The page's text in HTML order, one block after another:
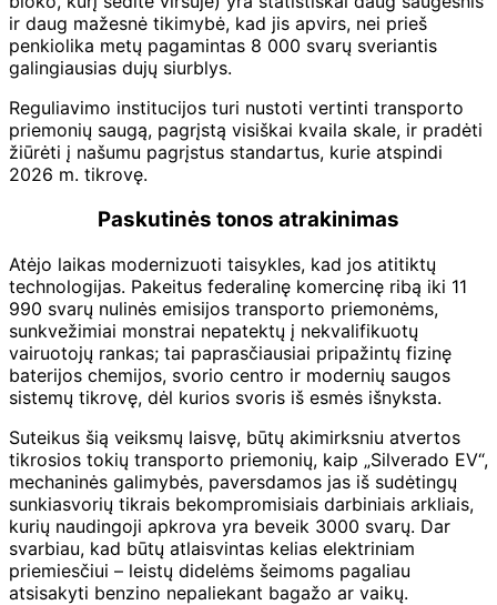
ir daug mažesnė tikimybė, kad jis apvirs, nei prieš
penkiolika metų pagamintas 8 000 svarų sveriantis
galingiausias dujų siurblys.
Reguliavimo institucijos turi nustoti vertinti transporto
priemonių saugą, pagrįstą visiškai kvaila skale, ir pradėti
žiūrėti į našumu pagrįstus standartus, kurie atspindi
2026 m. tikrovę.
Paskutinės tonos atrakinimas
Atėjo laikas modernizuoti taisykles, kad jos atitiktų
technologijas. Pakeitus federalinę komercinę ribą iki 11
990 svarų nulinės emisijos transporto priemonėms,
sunkvežimiai monstrai nepatektų į nekvalifikuotų
vairuotojų rankas; tai paprasčiausiai pripažintų fizinę
baterijos chemijos, svorio centro ir modernių saugos
sistemų tikrovę, dėl kurios svoris iš esmės išnyksta.
Suteikus šią veiksmų laisvę, būtų akimirksniu atvertos
tikrosios tokių transporto priemonių, kaip „Silverado EV“,
mechaninės galimybės, paversdamos jas iš sudėtingų
sunkiasvorių tikrais bekompromisiais darbiniais arkliais,
kurių naudingoji apkrova yra beveik 3000 svarų. Dar
svarbiau, kad būtų atlaisvintas kelias elektriniam
priemiesčiui – leistų didelėms šeimoms pagaliau
atsisakyti benzino nepaliekant bagažo ar vaikų.